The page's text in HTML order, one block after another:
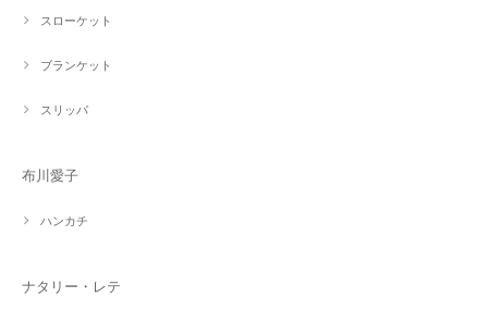
スローケット
ブランケット
スリッパ
布川愛子
ハンカチ
ナタリー・レテ